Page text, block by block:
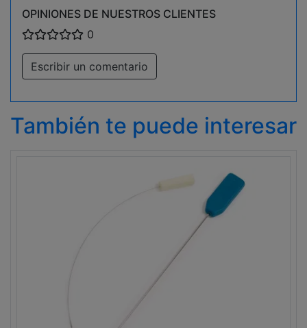
OPINIONES DE NUESTROS CLIENTES
0
Escribir un comentario
También te puede interesar